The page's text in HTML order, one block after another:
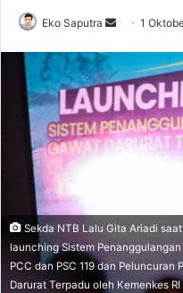
Eko Saputra
Send
email
1
Sekda NTB Lalu Gita Ariadi
launching Sistem
PCC dan PSC 119 dan
Darurat Terpadu oleh Kemenkes